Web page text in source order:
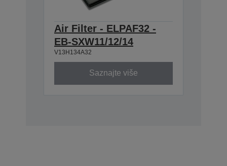
Air Filter - ELPAF32 -
EB-SXW11/12/14
V13H134A32
Saznajte više